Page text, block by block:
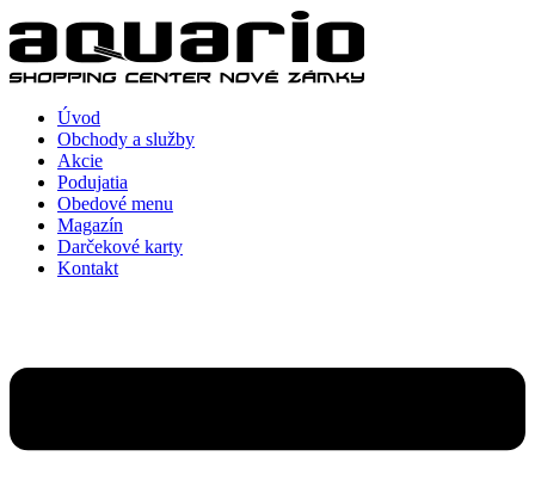
Preskočiť
na
obsah
Úvod
Obchody a služby
Akcie
Podujatia
Obedové menu
Magazín
Darčekové karty
Kontakt